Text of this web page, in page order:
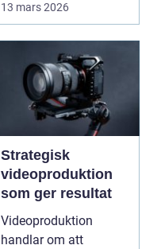
13 mars 2026
Strategisk
videoproduktion
som ger resultat
Videoproduktion
handlar om att